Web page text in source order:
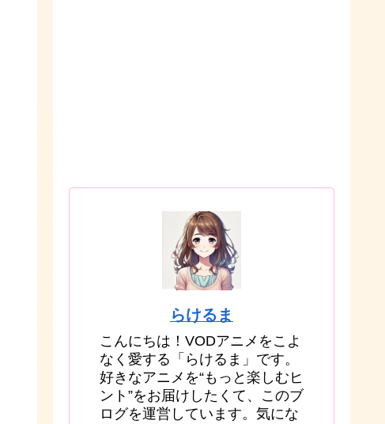
らけるま
こんにちは！VODアニメをこよ
なく愛する「らけるま」です。
好きなアニメを“もっと楽しむヒ
ント”をお届けしたくて、このブ
ログを運営しています。気にな